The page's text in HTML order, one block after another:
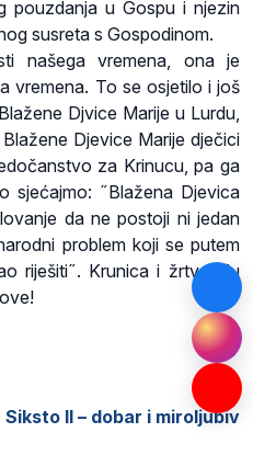
pouzdanja u Gospu i njezin
susreta s Gospodinom.
našega vremena, ona je
vremena. To se osjetilo i još
Djvice Marije u Lurdu,
Djevice Marije dječici
za Krinucu, pa ga
sjećajmo: ˝Blažena Djevica
da ne postoji ni jedan
problem koji se putem
riješiti˝. Krunica i žrtva idu
II – dobar i miroljubiv